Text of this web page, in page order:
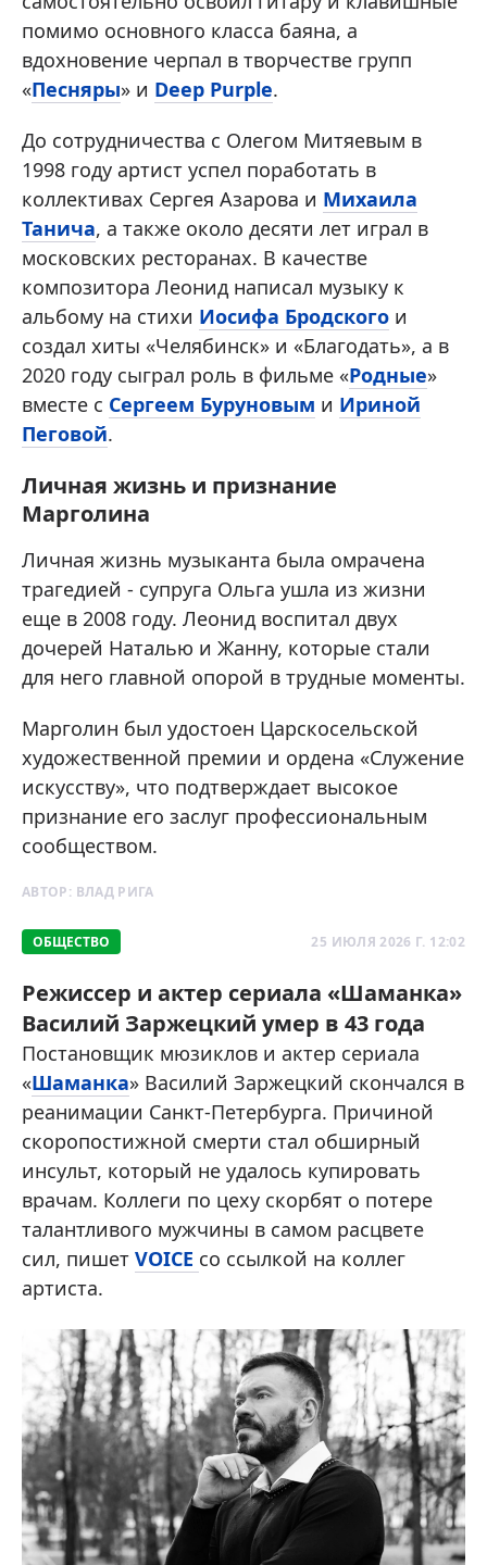
помимо основного класса баяна, а
вдохновение черпал в творчестве групп
«Песняры» и Deep Purple.
До сотрудничества с Олегом Митяевым в
1998 году артист успел поработать в
коллективах Сергея Азарова и Михаила
Танича, а также около десяти лет играл в
московских ресторанах. В качестве
композитора Леонид написал музыку к
альбому на стихи Иосифа Бродского и
создал хиты «Челябинск» и «Благодать», а в
2020 году сыграл роль в фильме «Родные»
вместе с Сергеем Буруновым и Ириной
Пеговой.
Личная жизнь и признание
Марголина
Личная жизнь музыканта была омрачена
трагедией - супруга Ольга ушла из жизни
еще в 2008 году. Леонид воспитал двух
дочерей Наталью и Жанну, которые стали
для него главной опорой в трудные моменты.
Марголин был удостоен Царскосельской
художественной премии и ордена «Служение
искусству», что подтверждает высокое
признание его заслуг профессиональным
сообществом.
АВТОР: ВЛАД РИГА
ОБЩЕСТВО 25 ИЮЛЯ 2026 Г. 12:02
Режиссер и актер сериала «Шаманка»
Василий Заржецкий умер в 43 года
Постановщик мюзиклов и актер сериала
«Шаманка» Василий Заржецкий скончался в
реанимации Санкт-Петербурга. Причиной
скоропостижной смерти стал обширный
инсульт, который не удалось купировать
врачам. Коллеги по цеху скорбят о потере
талантливого мужчины в самом расцвете
сил, пишет VOICE со ссылкой на коллег
артиста.